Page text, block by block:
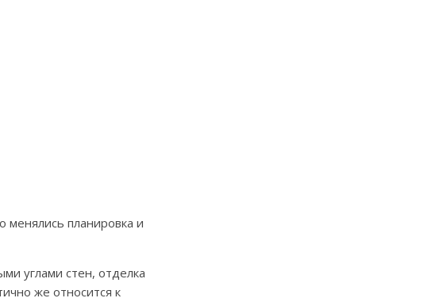
менялись планировка и
углами стен, отделка
же относится к